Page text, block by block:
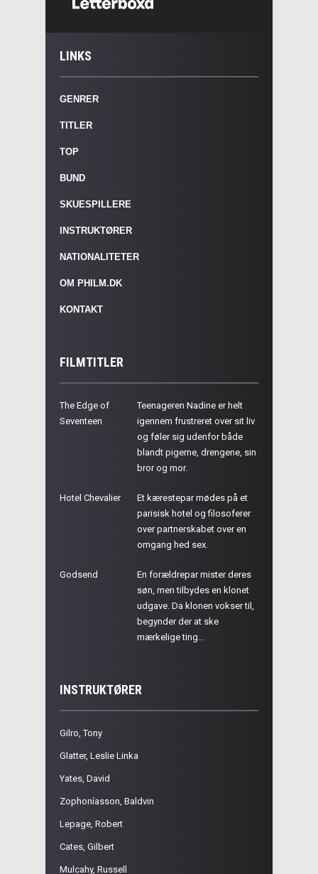
LINKS
GENRER
TITLER
TOP
BUND
SKUESPILLERE
INSTRUKTØRER
NATIONALITETER
OM PHILM.DK
KONTAKT
FILMTITLER
The Edge of
Seventeen
Teenageren Nadine er helt
igennem frustreret over sit liv
og føler sig udenfor både
blandt pigerne, drengene, sin
bror og mor.
Hotel Chevalier
Et kærestepar mødes på et
parisisk hotel og filosoferer
over partnerskabet over en
omgang hed sex.
Godsend
En forældrepar mister deres
søn, men tilbydes en klonet
udgave. Da klonen vokser til,
begynder der at ske
mærkelige ting...
INSTRUKTØRER
Gilro, Tony
Glatter, Leslie Linka
Yates, David
Zophoníasson, Baldvin
Lepage, Robert
Cates, Gilbert
Mulcahy, Russell